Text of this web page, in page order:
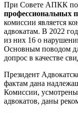
При Совете АПКК
профессиональных
комиссии является
адвокатам. В 2022
из них 16 о
Основным поводом
допрос в качестве
Президент
фактам дана
Комиссии,
адвокатов, даны